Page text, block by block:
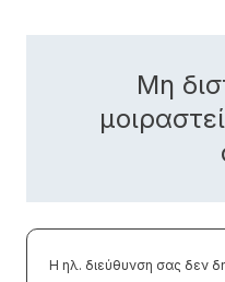
Μη
Η ηλ. διεύθυνση σας δεν